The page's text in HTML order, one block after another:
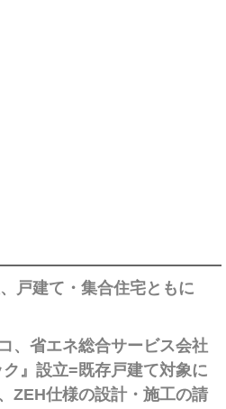
戸建て・集合住宅ともに
、省エネ総合サービス会社
ク』設立=既存戸建て対象に
ZEH仕様の設計・施工の請